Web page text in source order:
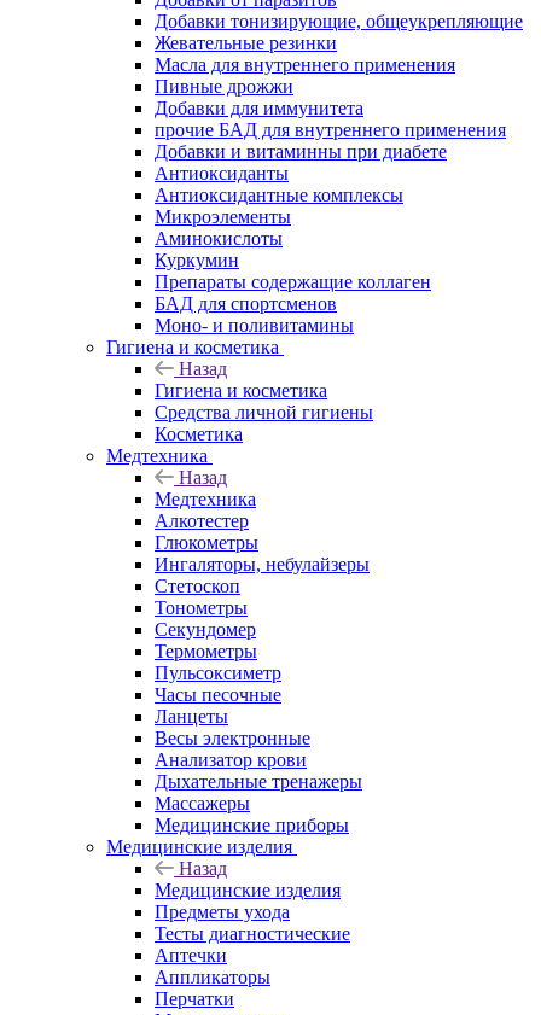
Добавки тонизирующие, общеукрепляющие
Жевательные резинки
Масла для внутреннего применения
Пивные дрожжи
Добавки для иммунитета
прочие БАД для внутреннего применения
Добавки и витаминны при диабете
Антиоксиданты
Антиоксидантные комплексы
Микроэлементы
Аминокислоты
Куркумин
Препараты содержащие коллаген
БАД для спортсменов
Моно- и поливитамины
Гигиена и косметика
Назад
Гигиена и косметика
Средства личной гигиены
Косметика
Медтехника
Назад
Медтехника
Алкотестер
Глюкометры
Ингаляторы, небулайзеры
Стетоскоп
Тонометры
Секундомер
Термометры
Пульсоксиметр
Часы песочные
Ланцеты
Весы электронные
Анализатор крови
Дыхательные тренажеры
Массажеры
Медицинские приборы
Медицинские изделия
Назад
Медицинские изделия
Предметы ухода
Тесты диагностические
Аптечки
Аппликаторы
Перчатки